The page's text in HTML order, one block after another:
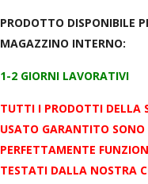
PRODOTTO DISPONIBILE
MAGAZZINO INTERNO:
1-2 GIORNI LAVORATIVI
TUTTI I PRODOTTI DELLA
USATO GARANTITO SONO
PERFETTAMENTE
TESTATI DALLA NOSTRA